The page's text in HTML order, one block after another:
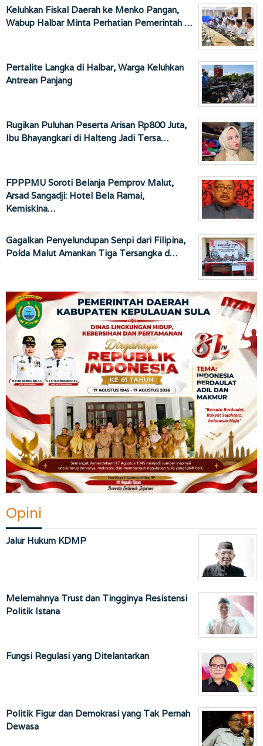
Keluhkan Fiskal Daerah ke Menko Pangan,
Wabup Halbar Minta Perhatian Pemerintah …
Pertalite Langka di Halbar, Warga Keluhkan
Antrean Panjang
Rugikan Puluhan Peserta Arisan Rp800 Juta,
Ibu Bhayangkari di Halteng Jadi Tersa…
FPPPMU Soroti Belanja Pemprov Malut,
Arsad Sangadji: Hotel Bela Ramai,
Kemiskina…
Gagalkan Penyelundupan Senpi dari Filipina,
Polda Malut Amankan Tiga Tersangka d…
Opini
Jalur Hukum KDMP
Melemahnya Trust dan Tingginya Resistensi
Politik Istana
Fungsi Regulasi yang Ditelantarkan
Politik Figur dan Demokrasi yang Tak Pernah
Dewasa